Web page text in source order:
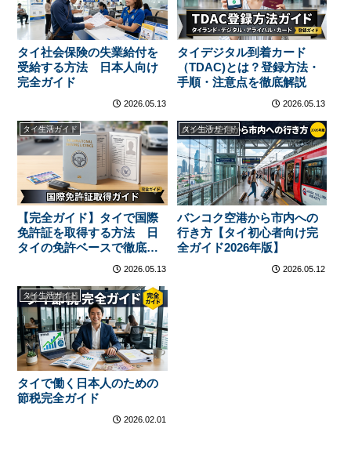
タイ社会保険の失業給付を
受給する方法 日本人向け
完全ガイド
2026.05.13
タイデジタル到着カード
（TDAC)とは？登録方法・
手順・注意点を徹底解説
2026.05.13
タイ生活ガイド
【完全ガイド】タイで国際
免許証を取得する方法 日
タイの免許ベースで徹底解
2026.05.13
タイ生活ガイド
バンコク空港から市内への
行き方【タイ初心者向け完
全ガイド2026年版】
2026.05.12
タイ生活ガイド
タイで働く日本人のための
節税完全ガイド
2026.02.01